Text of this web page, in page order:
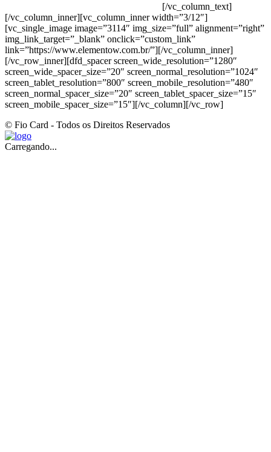
[/vc_column_text]
[/vc_column_inner][vc_column_inner width=”3/12″]
[vc_single_image image=”3114″ img_size=”full” alignment=”right”
img_link_target=”_blank” onclick=”custom_link”
link=”https://www.elementow.com.br/”][/vc_column_inner]
[/vc_row_inner][dfd_spacer screen_wide_resolution=”1280″
screen_wide_spacer_size=”20″ screen_normal_resolution=”1024″
screen_tablet_resolution=”800″ screen_mobile_resolution=”480″
screen_normal_spacer_size=”20″ screen_tablet_spacer_size=”15″
screen_mobile_spacer_size=”15″][/vc_column][/vc_row]
© Fio Card - Todos os Direitos Reservados
Carregando...